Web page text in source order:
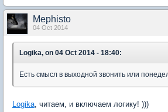
Mephisto
04 Oct 2014
Logika, on 04 Oct 2014 - 18:40:
Есть смысл в выходной звонить или
Logika , читаем, и включаем логику! )))